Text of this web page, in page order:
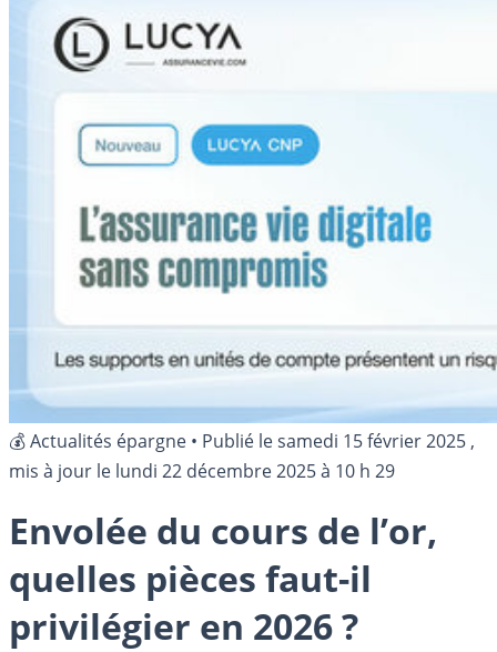
💰 Actualités épargne • Publié lesamedi 15 février 2025 ,
mis à jour le lundi 22 décembre 2025 à 10 h 29
Envolée du cours de l’or,
quelles pièces faut-il
privilégier en 2026 ?